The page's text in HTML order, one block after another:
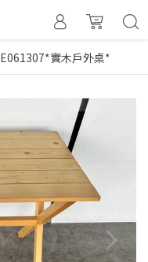
E061307*實木戶外桌*